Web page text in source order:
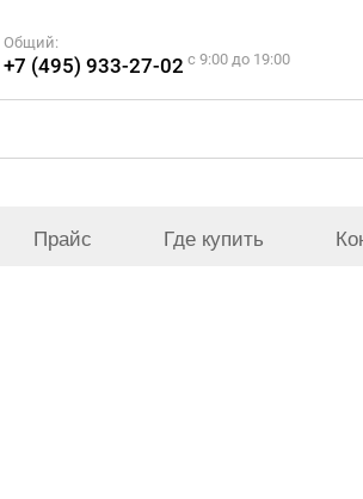
Общий:
+7 (495) 933-27-02 c 9:00 до 19:00
Прайс Где купить